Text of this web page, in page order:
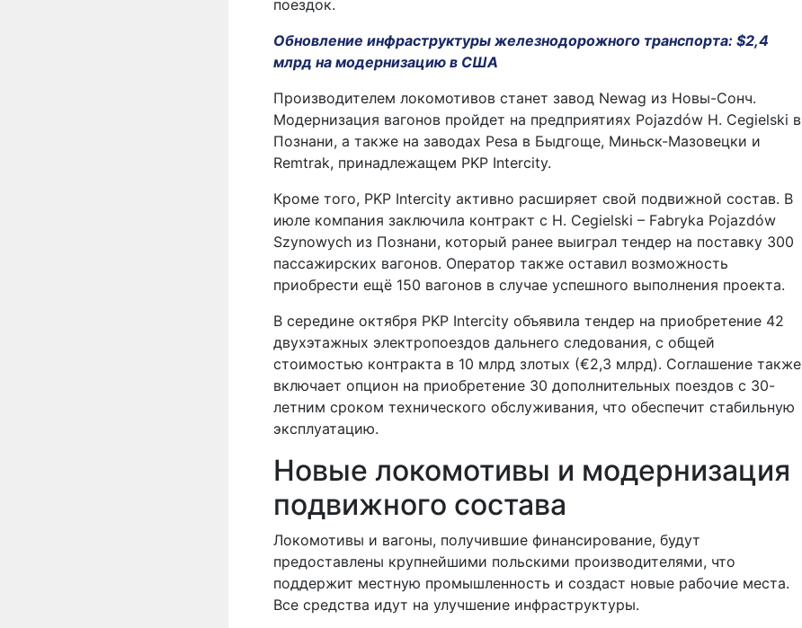
поездок.
Обновление инфраструктуры железнодорожного транспорта: $2,4
млрд на модернизацию в США
Производителем локомотивов станет завод Newag из Новы-Сонч.
Модернизация вагонов пройдет на предприятиях Pojazdów H. Cegielski в
Познани, а также на заводах Pesa в Быдгоще, Миньск-Мазовецки и
Remtrak, принадлежащем PKP Intercity.
Кроме того, PKP Intercity активно расширяет свой подвижной состав. В
июле компания заключила контракт с H. Cegielski – Fabryka Pojazdów
Szynowych из Познани, который ранее выиграл тендер на поставку 300
пассажирских вагонов. Оператор также оставил возможность
приобрести ещё 150 вагонов в случае успешного выполнения проекта.
В середине октября PKP Intercity объявила тендер на приобретение 42
двухэтажных электропоездов дальнего следования, с общей
стоимостью контракта в 10 млрд злотых (€2,3 млрд). Соглашение также
включает опцион на приобретение 30 дополнительных поездов с 30-
летним сроком технического обслуживания, что обеспечит стабильную
эксплуатацию.
Новые локомотивы и модернизация
подвижного состава
Локомотивы и вагоны, получившие финансирование, будут
предоставлены крупнейшими польскими производителями, что
поддержит местную промышленность и создаст новые рабочие места.
Все средства идут на улучшение инфраструктуры.